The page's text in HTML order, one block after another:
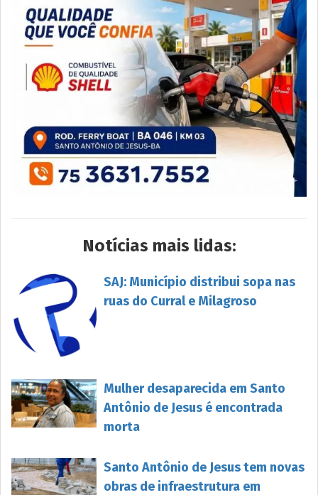
Notícias mais lidas:
SAJ: Município distribui sopa nas
ruas do Curral e Milagroso
Mulher desaparecida em Santo
Antônio de Jesus é encontrada
morta
Santo Antônio de Jesus tem novas
obras de infraestrutura em